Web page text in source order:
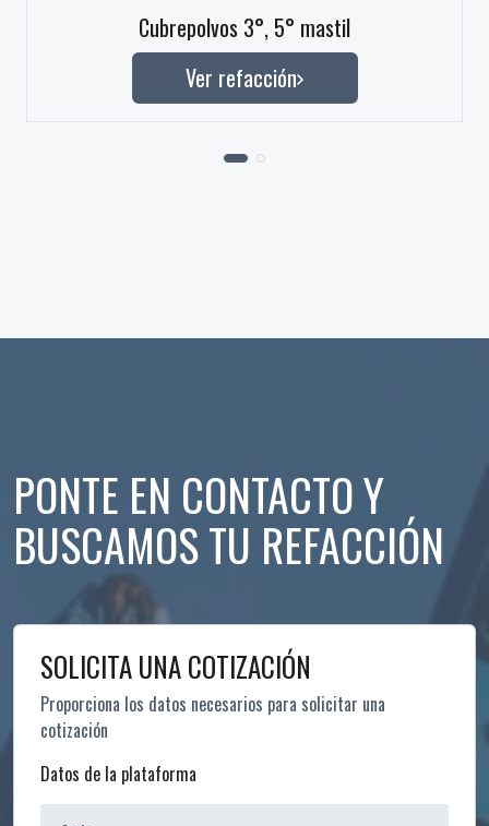
Cubrepolvos 3°, 5° mastil
Ver refacción
PONTE EN CONTACTO Y
BUSCAMOS TU REFACCIÓN
SOLICITA UNA COTIZACIÓN
Proporciona los datos necesarios para solicitar una
cotización
Leave
Datos de la plataforma